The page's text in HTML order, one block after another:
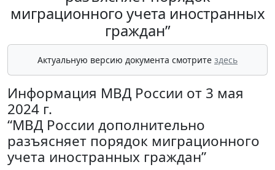
миграционного учета иностранных
граждан”
Актуальную версию документа смотрите здесь
Информация МВД России от 3 мая
2024 г.
“МВД России дополнительно
разъясняет порядок миграционного
учета иностранных граждан”